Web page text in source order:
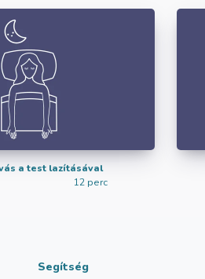
a test lazításával
12 perc
Segítség